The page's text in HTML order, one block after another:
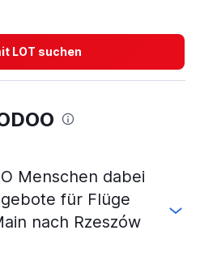
LOT suchen
Menschen dabei
für Flüge
nach Rzeszów